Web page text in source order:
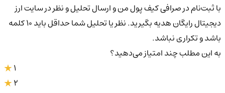
با ثبت‌نام در صرافی کیف پول من و ارسال تحلیل و نظر در سایت ارز
دیجیتال رایگان هدیه بگیرید. نظر یا تحلیل شما حداقل باید ۱۰ کلمه
باشد و تکراری نباشد.
به این مطلب چند امتیاز می‌دهید؟